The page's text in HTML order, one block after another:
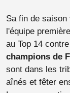
Sa fin de saison
l'équipe
au Top 14
champions de
sont dans les
aînés et fêter